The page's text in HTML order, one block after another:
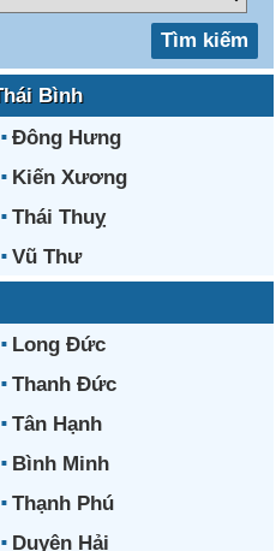
Bình
Đông Hưng
Kiến Xương
Thái Thuỵ
Vũ Thư
Long Đức
Thanh Đức
Tân Hạnh
Bình Minh
Thạnh Phú
Duyên Hải